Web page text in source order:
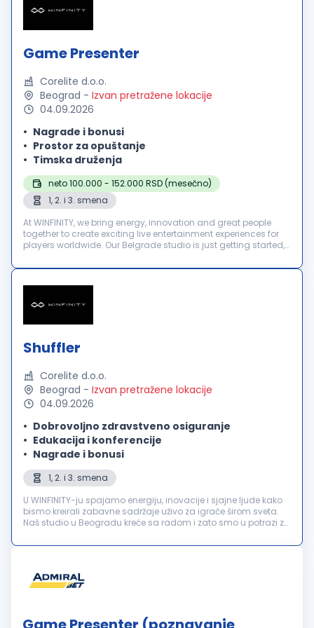
Game Presenter
Corelite d.o.o.
Beograd - Izvan pretražene lokacije
04.09.2026
Nagrade i bonusi
Prostor za opuštanje
Timska druženja
neto 100.000 - 152.000 RSD (mesečno)
1, 2. i 3. smena
At WINFINITY, we bring energy, innovation and great people
together to create exciting live entertainment experiences for
players worldwide. Our Belgrade studio is just getting started,
te...
Shuffler
Corelite d.o.o.
Beograd - Izvan pretražene lokacije
04.09.2026
Dobrovoljno zdravstveno osiguranje
Edukacija i konferencije
Nagrade i bonusi
1, 2. i 3. smena
U WINFINITY-ju spajamo energiju, inovacije i sjajne ljude kako
bismo kreirali zabavne sadržaje uživo za igrače širom sveta.
Naš studio u Beogradu kreće sa radom i zato smo u potrazi za